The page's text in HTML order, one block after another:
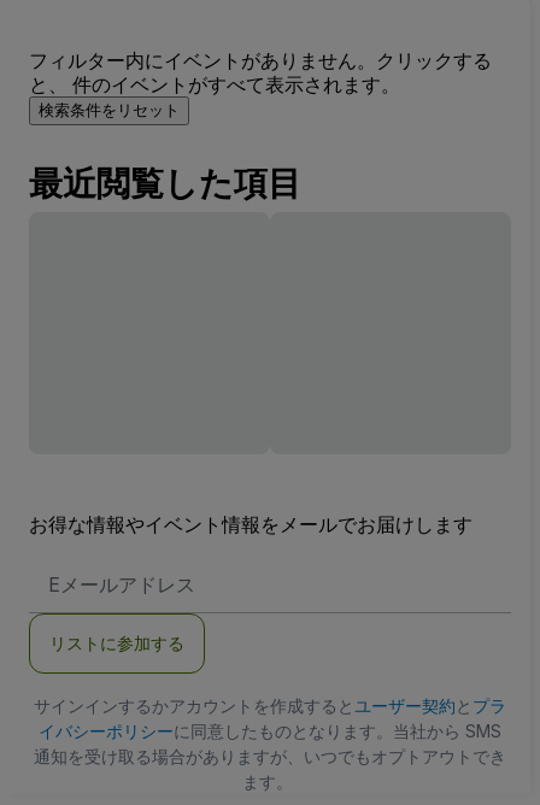
フィルター内にイベントがありません。クリックする
と、 件のイベントがすべて表示されます。
検索条件をリセット
最近閲覧した項目
お得な情報やイベント情報をメールでお届けします
メ
ア
ス
リストに参加する
サインインするかアカウントを作成すると ユーザー契約と プラ
イバシーポリシーに同意したものとなります。当社から SMS
通知を受け取る場合がありますが、いつでもオプトアウトでき
ます。